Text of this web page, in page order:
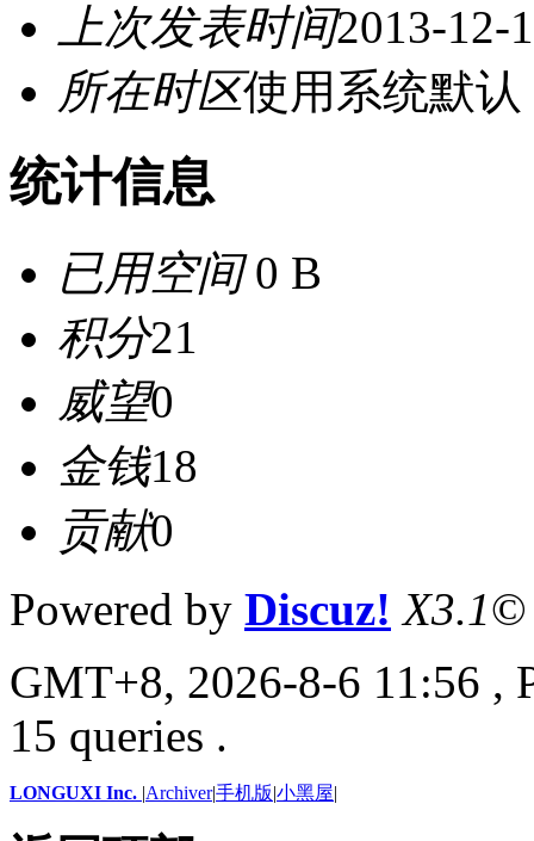
上次发表时间2013-12-
所在时区使用系统默认
统计信息
已用空间0 B
积分21
威望0
金钱18
贡献0
Powered by Discuz! X3.1©
GMT+8, 2026-8-6 11:56 ,
15 queries .
LONGUXI Inc. |Archiver|手机版|小黑屋|